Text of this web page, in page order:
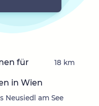
für
in Wien
Neusiedl am See
18 km